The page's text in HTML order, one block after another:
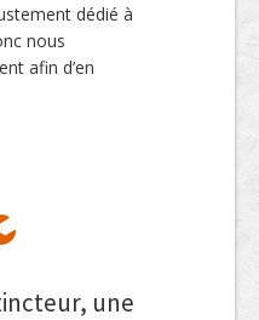
dédié à
nous
afin d’en
une